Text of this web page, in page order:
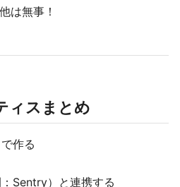
は無事！
ィスまとめ
作る
Sentry）と連携する